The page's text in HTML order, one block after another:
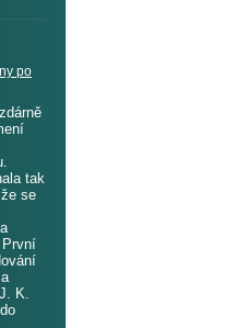
po
tak
se
První
K.